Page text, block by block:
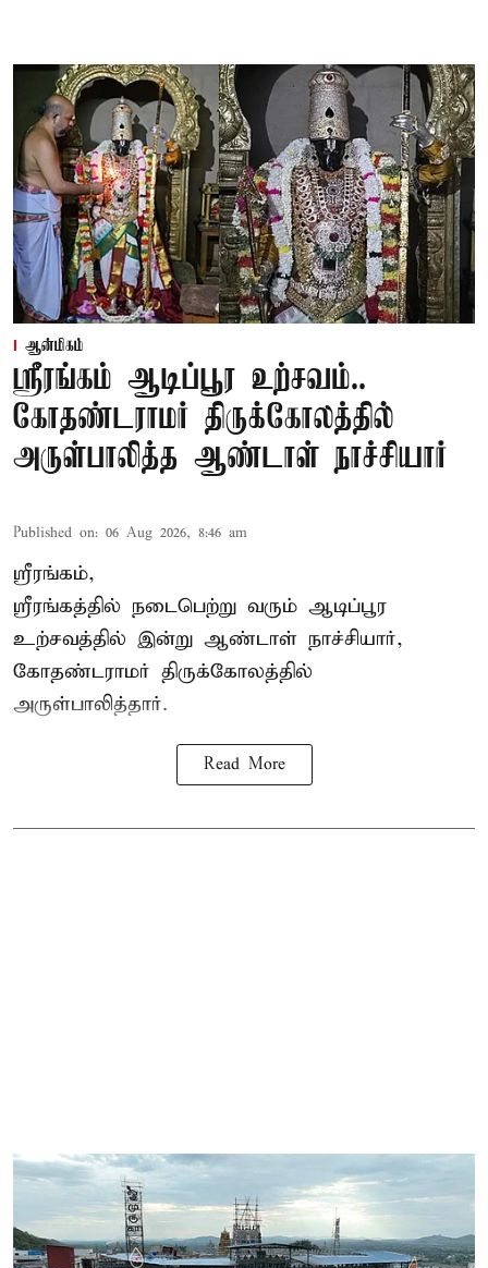
ஆன்மிகம்
ஸ்ரீரங்கம் ஆடிப்பூர உற்சவம்..
கோதண்டராமர் திருக்கோலத்தில்
அருள்பாலித்த ஆண்டாள் நாச்சியார்
Published on: 06 Aug 2026, 8:46 am
ஸ்ரீரங்கம்,
ஸ்ரீரங்கத்தில் நடைபெற்று வரும் ஆடிப்பூர
உற்சவத்தில் இன்று ஆண்டாள் நாச்சியார்,
கோதண்டராமர் திருக்கோலத்தில்
அருள்பாலித்தார்.
Read More